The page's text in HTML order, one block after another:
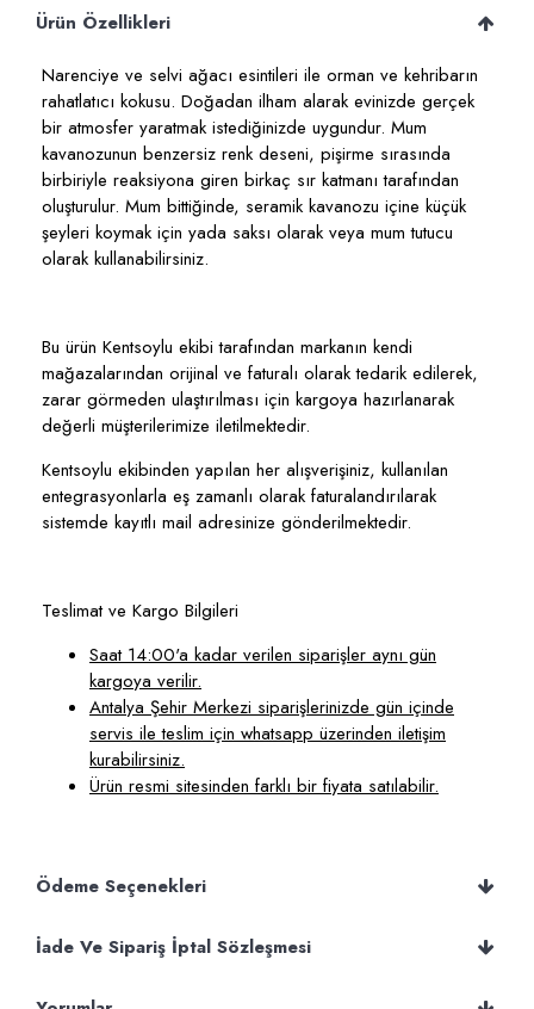
Ürün Özellikleri
Narenciye ve selvi ağacı esintileri ile orman ve kehribarın
rahatlatıcı kokusu. Doğadan ilham alarak evinizde gerçek
bir atmosfer yaratmak istediğinizde uygundur. Mum
kavanozunun benzersiz renk deseni, pişirme sırasında
birbiriyle reaksiyona giren birkaç sır katmanı tarafından
oluşturulur. Mum bittiğinde, seramik kavanozu içine küçük
şeyleri koymak için yada saksı olarak veya mum tutucu
olarak kullanabilirsiniz.
Bu ürün Kentsoylu ekibi tarafından markanın kendi
mağazalarından orijinal ve faturalı olarak tedarik edilerek,
zarar görmeden ulaştırılması için kargoya hazırlanarak
değerli müşterilerimize iletilmektedir.
Kentsoylu ekibinden yapılan her alışverişiniz, kullanılan
entegrasyonlarla eş zamanlı olarak faturalandırılarak
sistemde kayıtlı mail adresinize gönderilmektedir.
Teslimat ve Kargo Bilgileri
Saat 14:00'a kadar verilen siparişler aynı gün
kargoya verilir.
Antalya Şehir Merkezi siparişlerinizde gün içinde
servis ile teslim için whatsapp üzerinden iletişim
kurabilirsiniz.
Ürün resmi sitesinden farklı bir fiyata satılabilir.
Ödeme Seçenekleri
İade Ve Sipariş İptal Sözleşmesi